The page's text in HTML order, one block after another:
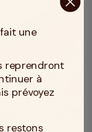
une
reprendront
à
prévoyez
restons